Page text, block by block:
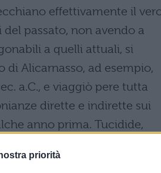
priorità
effettivamente il
passato, non avendo a
a quelli attuali, si
Alicarnasso, ad esempio,
a.C., e viaggiò pere tutta
dirette e indirette sui
anno prima. Tucidide,
che egli stesso visse
disposizione solo fonti